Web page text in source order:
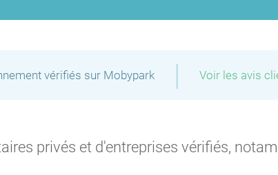
vérifiés sur Mobypark | Voir les avis
privés et d'entreprises vérifiés,